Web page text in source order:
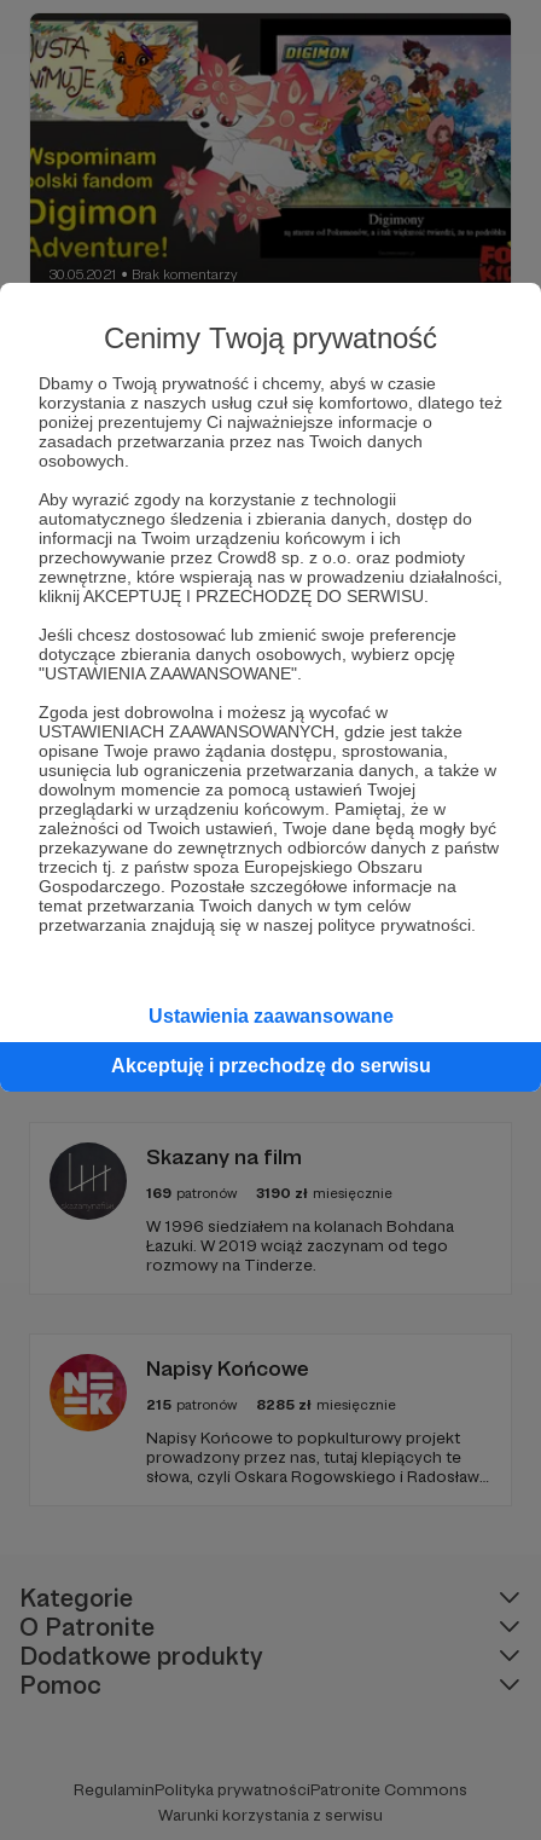
Cenimy Twoją prywatność
Dbamy o Twoją prywatność i chcemy, abyś w czasie
korzystania z naszych usług czuł się komfortowo, dlatego też
poniżej prezentujemy Ci najważniejsze informacje o
zasadach przetwarzania przez nas Twoich danych
osobowych.
Aby wyrazić zgody na korzystanie z technologii
automatycznego śledzenia i zbierania danych, dostęp do
informacji na Twoim urządzeniu końcowym i ich
przechowywanie przez Crowd8 sp. z o.o. oraz podmioty
zewnętrzne, które wspierają nas w prowadzeniu działalności,
kliknij AKCEPTUJĘ I PRZECHODZĘ DO SERWISU.
Jeśli chcesz dostosować lub zmienić swoje preferencje
dotyczące zbierania danych osobowych, wybierz opcję
"USTAWIENIA ZAAWANSOWANE".
Zgoda jest dobrowolna i możesz ją wycofać w
USTAWIENIACH ZAAWANSOWANYCH, gdzie jest także
opisane Twoje prawo żądania dostępu, sprostowania,
usunięcia lub ograniczenia przetwarzania danych, a także w
dowolnym momencie za pomocą ustawień Twojej
przeglądarki w urządzeniu końcowym. Pamiętaj, że w
zależności od Twoich ustawień, Twoje dane będą mogły być
przekazywane do zewnętrznych odbiorców danych z państw
trzecich tj. z państw spoza Europejskiego Obszaru
Gospodarczego. Pozostałe szczegółowe informacje na
temat przetwarzania Twoich danych w tym celów
przetwarzania znajdują się w naszej polityce prywatności.
Ustawienia zaawansowane
Akceptuję i przechodzę do serwisu
30.05.2021 ● Brak komentarzy
Film dla fanów Digimon Adventure
Justa ze strony DIGIMONIA wspomina o polskim
fandomie serii Digimon Adventure. Jest troszkę o
początkach fandomu mangi i anime w Polsce na
przykładzie tego anime - strona DIGIMONIA
administrowana przez Setiego, na której można było
dowiedzieć się wiele fajnych rzeczy...
digimony fandom polska +7
Dołącz do grona Patronów!
Wesprzyj działalność AutoraJustyna Margielewska
już teraz!
Zostań Patronem
Promowani autorzy
Skazany na film
169 patronów 3190 zł miesięcznie
W 1996 siedziałem na kolanach Bohdana
Łazuki. W 2019 wciąż zaczynam od tego
rozmowy na Tinderze.
Napisy Końcowe
215 patronów 8285 zł miesięcznie
Napisy Końcowe to popkulturowy projekt
prowadzony przez nas, tutaj klepiących te
słowa, czyli Oskara Rogowskiego i Radosława
Kategorie
O Patronite
Dodatkowe produkty
Pomoc
RegulaminPolityka prywatnościPatronite Commons
Warunki korzystania z serwisu